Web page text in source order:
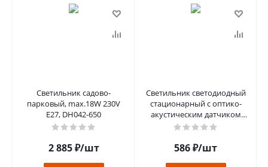
Светильник садово-
парковый, max.18W 230V
E27, DH042-650
2 885₽/шт
Светильник светодиодный
стационарный с оптико-
акустическим датчиком
,12W, 960Lm,6500K, в
586₽/шт